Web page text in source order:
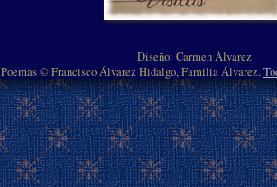
Diseño: Carmen Álvarez
Poemas © Francisco Álvarez Hidalgo, Familia Álvarez.